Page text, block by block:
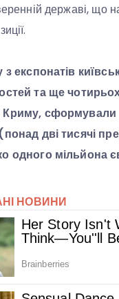
державі, що
з експонатів
та ще
сформували
дві тисячі
одного мільйона